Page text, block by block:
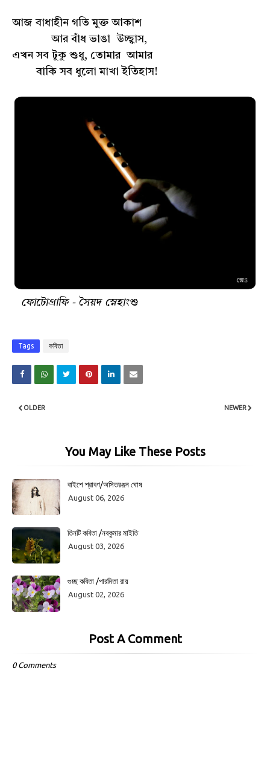
আজ বাধাহীন গতি মুক্ত আকাশ
আর বাঁধ ভাঙা উচ্ছ্বাস,
এখন সব টুকু শুধু, তোমার আমার
বাকি সব ধুলো মাখা ইতিহাস!
ফোটোগ্রাফি - সৈয়দ স্নেহাংশু
Tags কবিতা
NEWER
OLDER
You May Like These Posts
বাইশে শ্রাবণ/অসিতরঞ্জন ঘোষ
August 06, 2026
তিনটি কবিতা /নবকুমার মাইতি
August 03, 2026
গুচ্ছ কবিতা /পারমিতা রায়
August 02, 2026
Post A Comment
0 Comments